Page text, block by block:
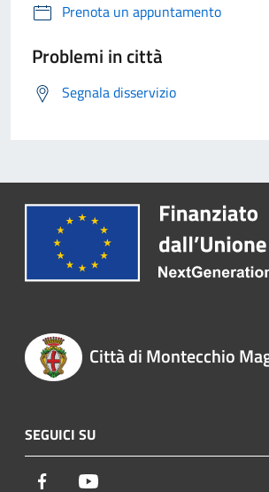
Prenota un appuntamento
Problemi in città
Segnala disservizio
Città di Montecchio
SEGUICI SU
Facebook